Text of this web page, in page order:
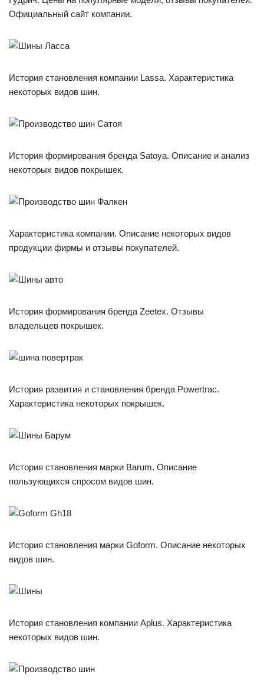
Официальный сайт компании.
История становления компании Lassa. Характеристика
некоторых видов шин.
История формирования бренда Satoya. Описание и анализ
некоторых видов покрышек.
Характеристика компании. Описание некоторых видов
продукции фирмы и отзывы покупателей.
История формирования бренда Zeetex. Отзывы
владельцев покрышек.
История развития и становления бренда Powertrac.
Характеристика некоторых покрышек.
История становления марки Barum. Описание
пользующихся спросом видов шин.
История становления марки Goform. Описание некоторых
видов шин.
История становления компании Aplus. Характеристика
некоторых видов шин.